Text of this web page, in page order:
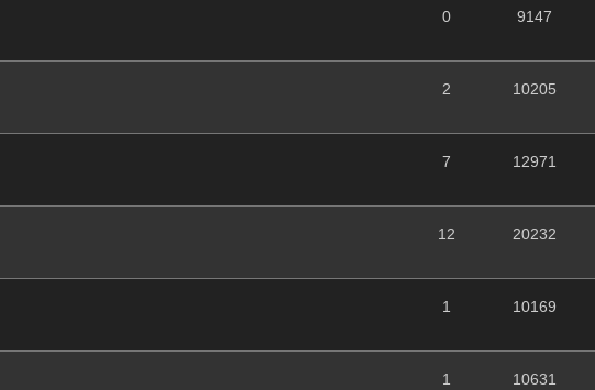
0 9147
2 10205
7 12971
12 20232
1 10169
1 10631